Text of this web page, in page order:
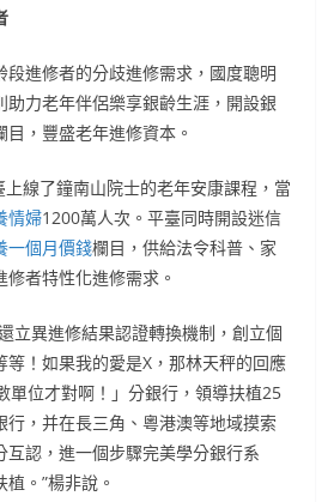
段進修者的分歧進修需求，國度聰明
助力老年伴侶樂享銀齡生涯，開設銀
，豐盛老年進修資本。
線了鐘南山院士的老年安康課程，當
情婦1200萬人次。平臺同時開設迷信
一個月價錢欄目，供給法令科普、家
者特性化進修需求。
立異進修結果認證轉換機制，創立個
等！如果我的愛是X，那林天秤的回應
單位才對啊！」分銀行，領導扶植25
行，并在長三角、粵港澳等地域摸索
互認，進一個步驟完美學分銀行系
。”楊非說。